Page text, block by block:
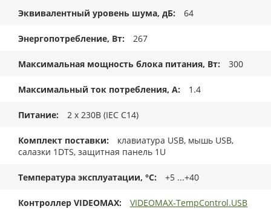
Эквивалентный уровень шума, дБ 64
Энергопотребление, Вт 267
Максимальная мощность блока питания, Вт 300
Максимальный ток потребления, А 1.4
Питание 2 x 230В (IEC C14)
Комплект поставки
клавиатура USB, мышь USB,
салазки 1DTS, защитная панель 1U
Температура эксплуатации, °C +5 ...+40
Контроллер VIDEOMAX VIDEOMAX-TempControl.USB